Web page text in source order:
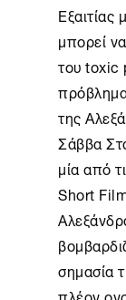
Εξαιτίας
μπορεί
του toxic
της
Σάββα
μία από
Short
σημασία